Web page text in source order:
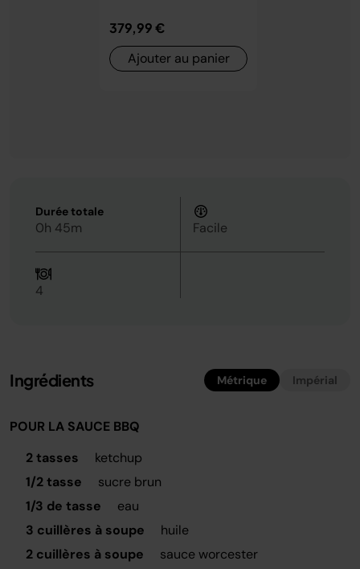
379,99 €
Ajouter au panier
Durée totale
0h 45m Facile
4
Ingrédients Métrique Impérial
POUR LA SAUCE BBQ
2 tasses
ketchup
1/2 tasse
sucre brun
1/3 de tasse
eau
3 cuillères à soupe
huile
2 cuillères à soupe
sauce worcester